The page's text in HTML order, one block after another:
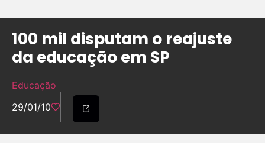
100 mil disputam o reajuste
da educação em SP
Educação
29/01/10